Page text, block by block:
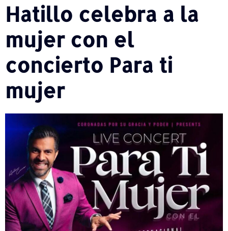
Hatillo celebra a la
mujer con el
concierto Para ti
mujer